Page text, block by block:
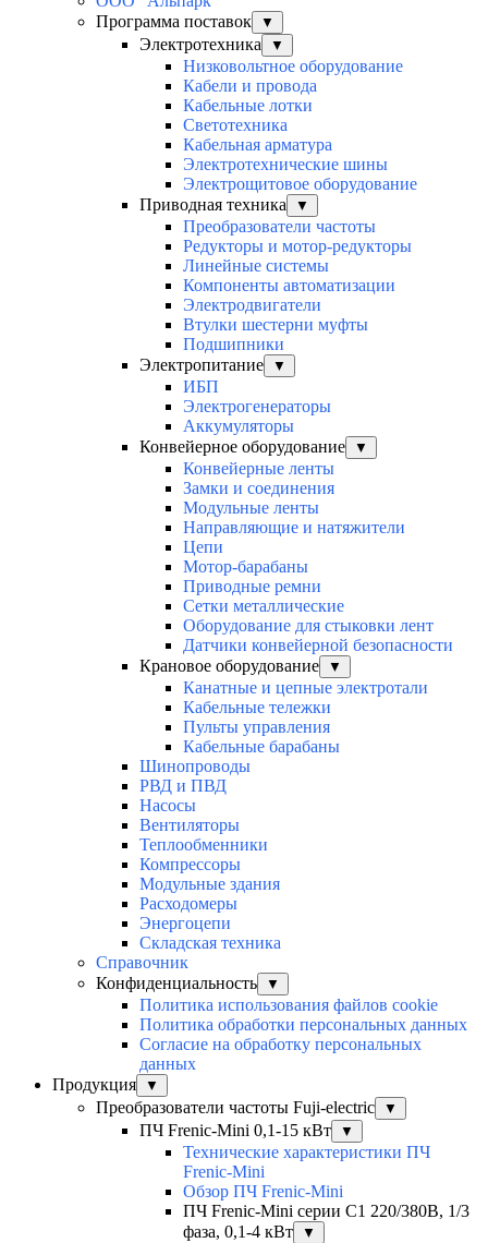
Программа поставок
▼
Электротехника ▼
Низковольтное оборудование
Кабели и провода
Кабельные лотки
Светотехника
Кабельная арматура
Электротехнические шины
Электрощитовое оборудование
Приводная техника
▼
Преобразователи частоты
Редукторы и мотор-редукторы
Линейные системы
Компоненты автоматизации
Электродвигатели
Втулки шестерни муфты
Подшипники
Электропитание
▼
ИБП
Электрогенераторы
Аккумуляторы
Конвейерное оборудование
▼
Конвейерные ленты
Замки и соединения
Модульные ленты
Направляющие и натяжители
Цепи
Мотор-барабаны
Приводные ремни
Сетки металлические
Оборудование для стыковки лент
Датчики конвейерной безопасности
Крановое оборудование
▼
Канатные и цепные электротали
Кабельные тележки
Пульты управления
Кабельные барабаны
Шинопроводы
РВД и ПВД
Насосы
Вентиляторы
Теплообменники
Компрессоры
Модульные здания
Расходомеры
Энергоцепи
Складская техника
Справочник
Конфиденциальность
▼
Политика использования файлов cookie
Политика обработки персональных данных
Согласие на обработку персональных
данных
Продукция
▼
Преобразователи частоты Fuji-electric ▼
ПЧ Frenic-Mini 0,1-15 кВт ▼
Технические характеристики ПЧ
Frenic-Mini
Обзор ПЧ Frenic-Mini
ПЧ Frenic-Mini серии C1 220/380В, 1/3
фаза, 0,1-4 кВт
▼